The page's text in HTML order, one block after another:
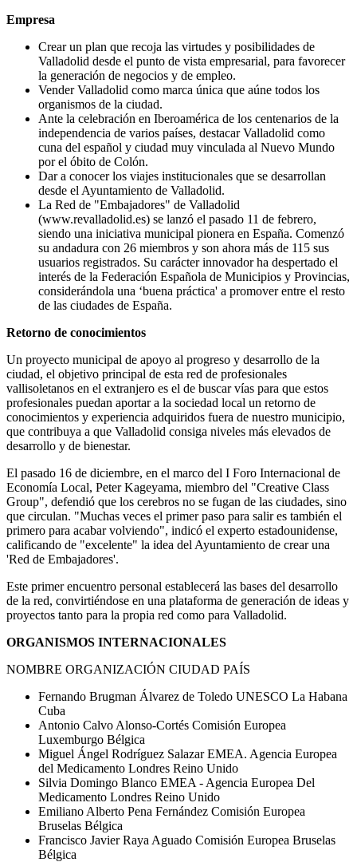
Empresa
Crear un plan que recoja las virtudes y posibilidades de
Valladolid desde el punto de vista empresarial, para favorecer
la generación de negocios y de empleo.
Vender Valladolid como marca única que aúne todos los
organismos de la ciudad.
Ante la celebración en Iberoamérica de los centenarios de la
independencia de varios países, destacar Valladolid como
cuna del español y ciudad muy vinculada al Nuevo Mundo
por el óbito de Colón.
Dar a conocer los viajes institucionales que se desarrollan
desde el Ayuntamiento de Valladolid.
La Red de "Embajadores" de Valladolid
(www.revalladolid.es) se lanzó el pasado 11 de febrero,
siendo una iniciativa municipal pionera en España. Comenzó
su andadura con 26 miembros y son ahora más de 115 sus
usuarios registrados. Su carácter innovador ha despertado el
interés de la Federación Española de Municipios y Provincias,
considerándola una ‘buena práctica' a promover entre el resto
de las ciudades de España.
Retorno de conocimientos
Un proyecto municipal de apoyo al progreso y desarrollo de la
ciudad, el objetivo principal de esta red de profesionales
vallisoletanos en el extranjero es el de buscar vías para que estos
profesionales puedan aportar a la sociedad local un retorno de
conocimientos y experiencia adquiridos fuera de nuestro municipio,
que contribuya a que Valladolid consiga niveles más elevados de
desarrollo y de bienestar.
El pasado 16 de diciembre, en el marco del I Foro Internacional de
Economía Local, Peter Kageyama, miembro del "Creative Class
Group", defendió que los cerebros no se fugan de las ciudades, sino
que circulan. "Muchas veces el primer paso para salir es también el
primero para acabar volviendo", indicó el experto estadounidense,
calificando de "excelente" la idea del Ayuntamiento de crear una
'Red de Embajadores'.
Este primer encuentro personal establecerá las bases del desarrollo
de la red, convirtiéndose en una plataforma de generación de ideas y
proyectos tanto para la propia red como para Valladolid.
ORGANISMOS INTERNACIONALES
NOMBRE ORGANIZACIÓN CIUDAD PAÍS
Fernando Brugman Álvarez de Toledo UNESCO La Habana
Cuba
Antonio Calvo Alonso-Cortés Comisión Europea
Luxemburgo Bélgica
Miguel Ángel Rodríguez Salazar EMEA. Agencia Europea
del Medicamento Londres Reino Unido
Silvia Domingo Blanco EMEA - Agencia Europea Del
Medicamento Londres Reino Unido
Emiliano Alberto Pena Fernández Comisión Europea
Bruselas Bélgica
Francisco Javier Raya Aguado Comisión Europea Bruselas
Bélgica